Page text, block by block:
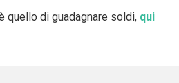
quello di guadagnare soldi, qui